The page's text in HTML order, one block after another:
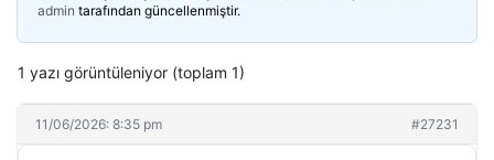
admin tarafından güncellenmiştir.
1 yazı görüntüleniyor (toplam 1)
11/06/2026: 8:35 pm #27231